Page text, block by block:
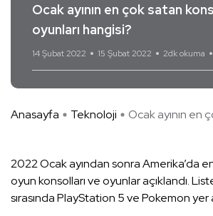
Ocak ayının en çok satan
oyunları hangisi?
14 Şubat 2022 15 Şubat 2022 2dk okuma
Anasayfa Teknoloji Ocak ayının en
2022 Ocak ayından sonra Amerika’da en
oyun konsolları ve oyunlar açıklandı.
sırasında PlayStation 5 ve Pokemon yer